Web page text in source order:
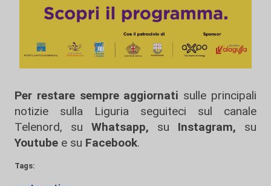
Per restare sempre aggiornati sulle principali
notizie sulla Liguria seguiteci sul canale
Telenord, su
Whatsapp, su Instagram, su
Youtube e su Facebook.
Tags: